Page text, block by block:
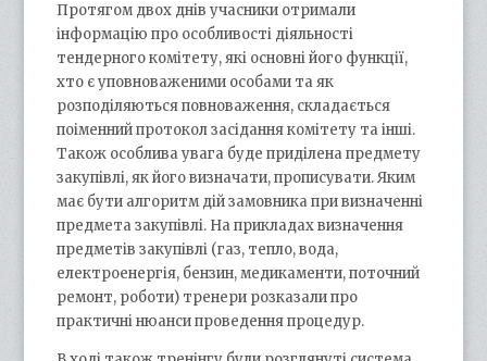
Протягом двох днів учасники отримали
інформацію про особливості діяльності
тендерного комітету, які основні його функції,
хто є уповноваженими особами та як
розподіляються повноваження, складається
поіменний протокол засідання комітету та інші.
Також особлива увага буде приділена предмету
закупівлі, як його визначати, прописувати. Яким
має бути алгоритм дій замовника при визначенні
предмета закупівлі. На прикладах визначення
предметів закупівлі (газ, тепло, вода,
електроенергія, бензин, медикаменти, поточний
ремонт, роботи) тренери розказали про
практичні нюанси проведення процедур.